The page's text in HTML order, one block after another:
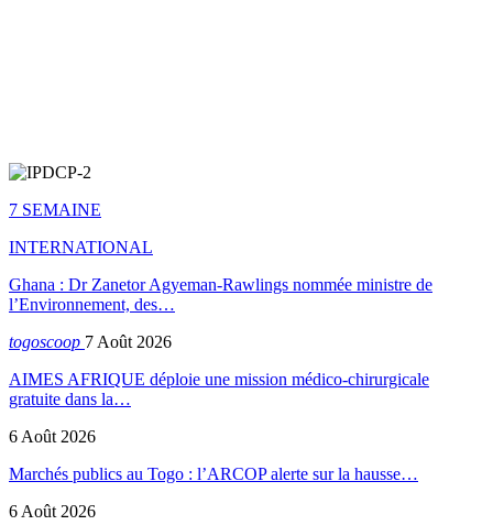
7 SEMAINE
INTERNATIONAL
Ghana : Dr Zanetor Agyeman-Rawlings nommée ministre de
l’Environnement, des…
togoscoop 7 Août 2026
AIMES AFRIQUE déploie une mission médico-chirurgicale
gratuite dans la…
6 Août 2026
Marchés publics au Togo : l’ARCOP alerte sur la hausse…
6 Août 2026